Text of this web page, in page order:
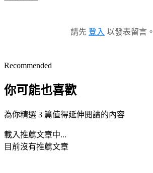
請先 登入 以發表留言。
Recommended
你可能也喜歡
為你精選 3 篇值得延伸閱讀的內容
載入推薦文章中...
目前沒有推薦文章